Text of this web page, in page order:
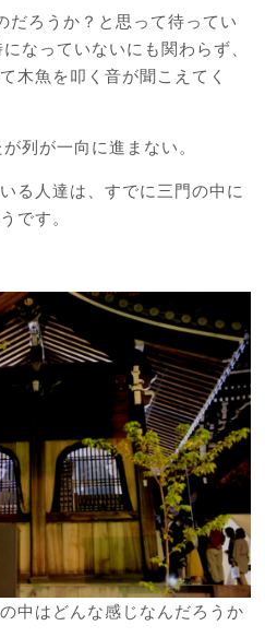
だろうか？と思って待ってい
なっていないにも関わらず、
木魚を叩く音が聞こえてく
列が一向に進まない。
る人達は、すでに三門の中に
です。
中はどんな感じなんだろうか